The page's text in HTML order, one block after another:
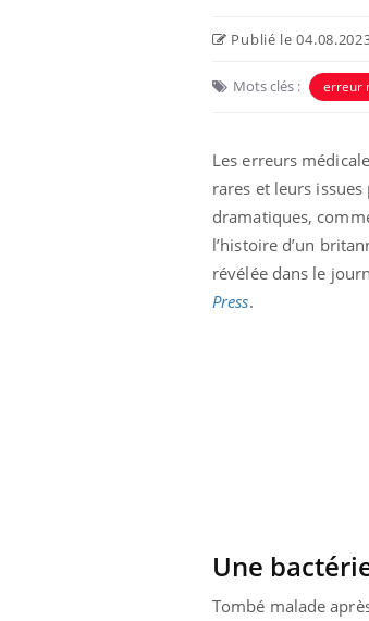
Publié le
Mots clés : erreur
Les erreurs
rares et leurs
dramatiques,
l’histoire d’un
révélée dans le
Press.
Une
Tombé malade
expliquer ma maladie
Il y a des sujets qui sont faciles
d'autres non ! D'un côté, poser
questions sur la maladie d'un